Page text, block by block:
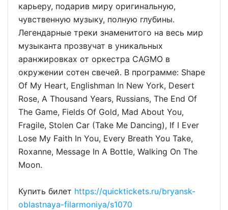
карьеру, подарив миру оригинальную,
чувственную музыку, полную глубины.
Легендарные треки знаменитого на весь мир
музыканта прозвучат в уникальных
аранжировках от оркестра CAGMO в
окружении сотен свечей. В программе: Shape
Of My Heart, Englishman In New York, Desert
Rose, A Thousand Years, Russians, The End Of
The Game, Fields Of Gold, Mad About You,
Fragile, Stolen Car (Take Me Dancing), If I Ever
Lose My Faith In You, Every Breath You Take,
Roxanne, Message In A Bottle, Walking On The
Moon.
Купить билет https://quicktickets.ru/bryansk-
oblastnaya-filarmoniya/s1070